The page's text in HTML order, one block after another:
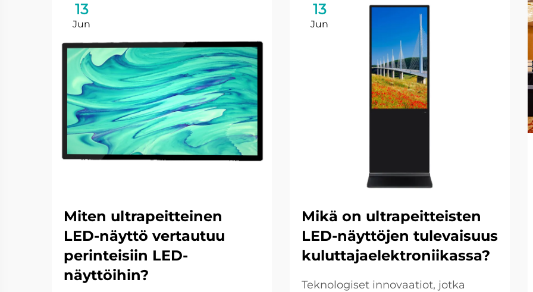
13
Jun
Miten ultrapeitteinen
LED-näyttö vertautuu
perinteisiin LED-
näyttöihin?
13
Jun
Mikä on ultrapeitteisten
LED-näyttöjen tulevaisuus
kuluttajaelektroniikassa?
Teknologiset innovaatiot, jotka